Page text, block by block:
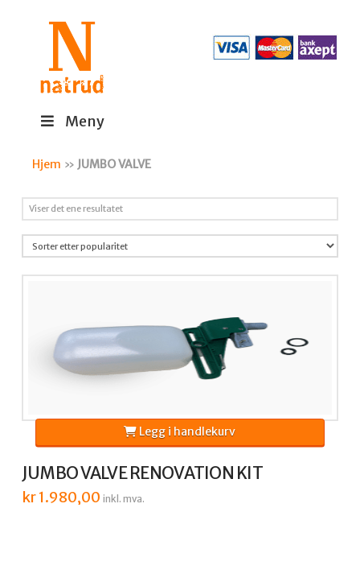
Meny
Hjem » JUMBO VALVE
Viser det ene resultatet
JUMBO VALVE RENOVATION KIT
kr1.980,00 inkl. mva.
Legg i handlekurv